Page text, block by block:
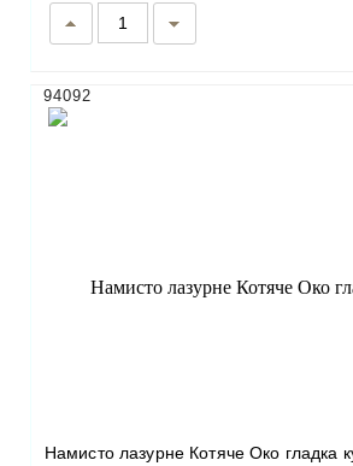
Намисто лазурне Котяче Око гладка кулька d-11мм+- L-
94092